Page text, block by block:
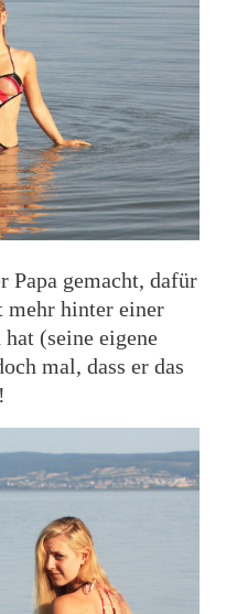
Papa gemacht, dafür
mehr hinter einer
(seine eigene
mal, dass er das